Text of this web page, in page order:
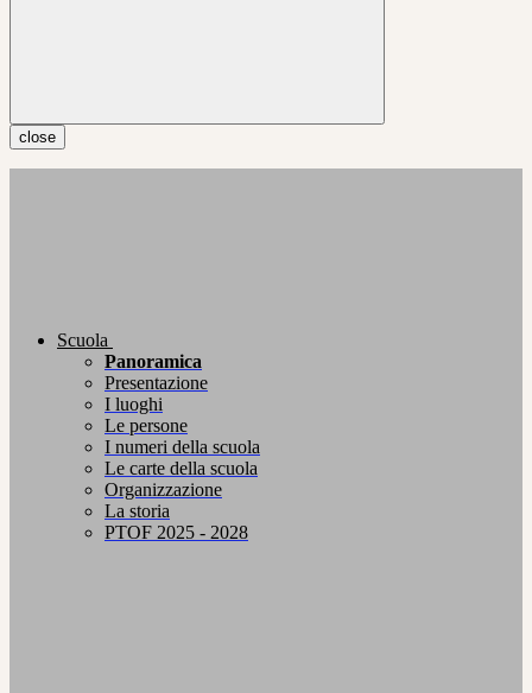
close
Scuola
Panoramica
Presentazione
I luoghi
Le persone
I numeri della scuola
Le carte della scuola
Organizzazione
La storia
PTOF 2025 - 2028